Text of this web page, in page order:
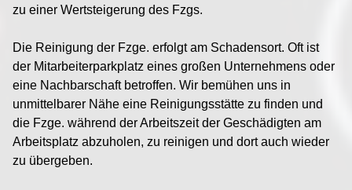
zu einer Wertsteigerung des Fzgs.
Die Reinigung der Fzge. erfolgt am Schadensort. Oft ist
der Mitarbeiterparkplatz eines großen Unternehmens oder
eine Nachbarschaft betroffen. Wir bemühen uns in
unmittelbarer Nähe eine Reinigungsstätte zu finden und
die Fzge. während der Arbeitszeit der Geschädigten am
Arbeitsplatz abzuholen, zu reinigen und dort auch wieder
zu übergeben.